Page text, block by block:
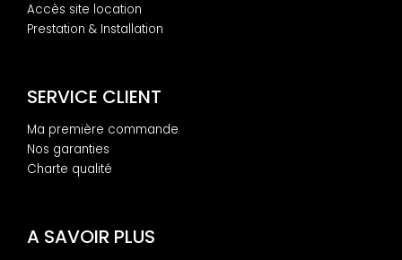
Accès site location
Prestation & Installation
SERVICE CLIENT
Ma première commande
Nos garanties
Charte qualité
A SAVOIR PLUS